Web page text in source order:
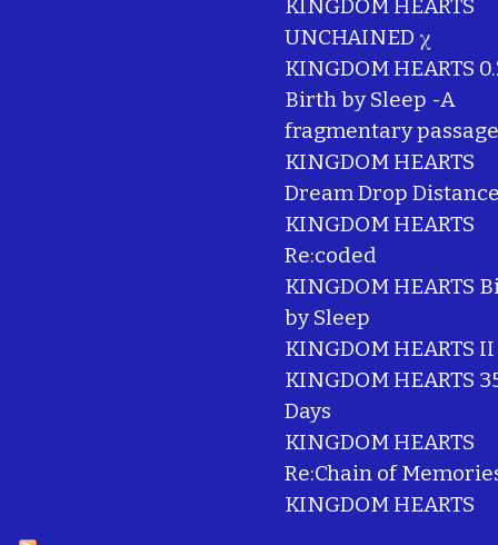
KINGDOM HEARTS
UNCHAINED χ
KINGDOM HEARTS
Birth by Sleep -A
fragmentary
KINGDOM HEARTS
Dream Drop
KINGDOM HEARTS
Re:coded
KINGDOM HEARTS
by Sleep
KINGDOM HEARTS II
KINGDOM HEARTS
Days
KINGDOM HEARTS
Re:Chain of
KINGDOM HEARTS